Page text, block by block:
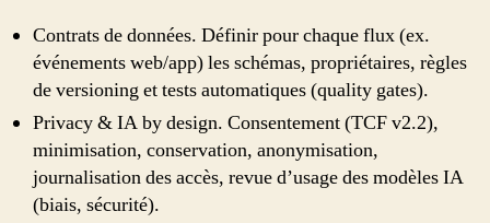
Contrats de données. Définir pour chaque flux (ex.
événements web/app) les schémas, propriétaires, règles
de versioning et tests automatiques (quality gates).
Privacy & IA by design. Consentement (TCF v2.2),
minimisation, conservation, anonymisation,
journalisation des accès, revue d’usage des modèles IA
(biais, sécurité).